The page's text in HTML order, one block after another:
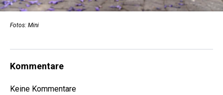
Fotos: Mini
Kommentare
Keine Kommentare